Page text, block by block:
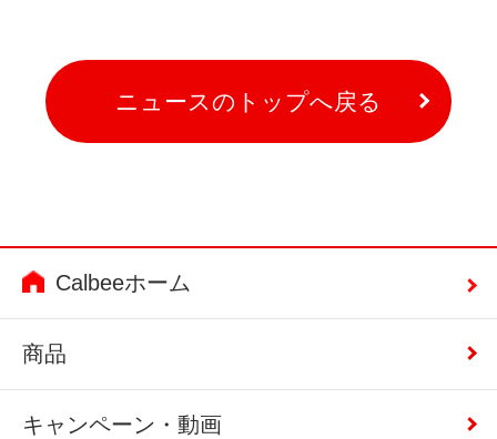
ニュースのトップへ戻る
Calbeeホーム
商品
キャンペーン・動画